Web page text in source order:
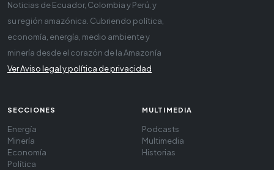
Noticias de Ecuador, Colombia y Perú, y
su región amazónica. Cubriendo política,
economía, energía, medio ambiente y
minería desde el corazón de la Amazonía
Ver Aviso legal y política de privacidad
SECCIONES
Energía
Minería
Economía
Política
MULTIMEDIA
Podcasts
Multimedia
Historias